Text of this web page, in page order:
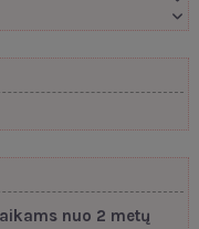
nuo 2 metų